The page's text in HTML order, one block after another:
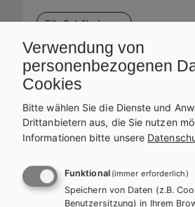
Für SchülerInnen
Service
zur Verfügung.
Verwendung von
personenbezogenen
Cookies
Bitte wählen Sie die Dienste und
Drittanbietern aus, die Sie nutzen
Informationen bitte unsere
Funktional (immer erforderlich)
Speichern von Daten (z.B.
Benutzersitzung) in Ihrem